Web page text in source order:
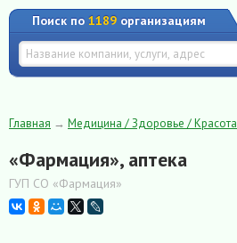
Поиск по 1189 организациям
Главная → Медицина / Здоровье / Красота
«Фармация», аптека
ГУП СО «Фармация»